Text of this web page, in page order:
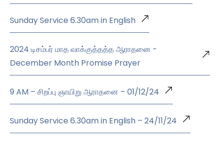
Sunday Service 6.30am in English
2024 டிசம்பர் மாத வாக்குத்தத்த ஆராதனை -
December Month Promise Prayer
9 AM – சிறப்பு ஞாயிறு ஆராதனை – 01/12/24
Sunday Service 6.30am in English – 24/11/24